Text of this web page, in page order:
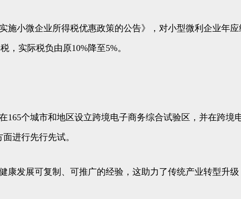
施小微企业所得税优惠政策的公告》，对小型微利企业年
，实际税负由原10%降至5%。
165个城市和地区设立跨境电子商务综合试验区，并在跨
进行先行先试。
康发展可复制、可推广的经验，这助力了传统产业转型升